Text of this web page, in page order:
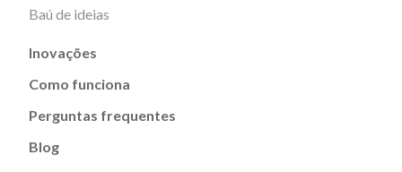
Baú de ideias
Inovações
Como funciona
Perguntas frequentes
Blog